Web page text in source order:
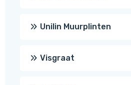
Unilin Muurplinten
Visgraat